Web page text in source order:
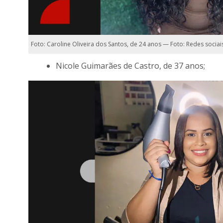
Foto: Caroline Oliveira dos Santos, de 24 anos — Foto: Redes
Nicole Guimarães de Castro, de 37 anos;